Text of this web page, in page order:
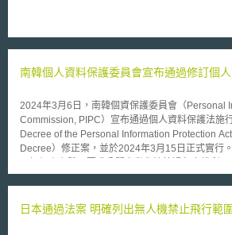
南韓個人資料保護委員會宣布通過修訂個
2024年3月6日，南韓個資保護委員會（Personal
Commission, PIPC）宣布通過個人資料保護法施
Decree of the Personal Information Protection
Decree）修正案，並於2024年3月15日正式實行。 本次修法重點如下： 1.
措施 針對使用AI等自動化系統處理個資並做出的
體權益有重大影響時（例如：不通過其社福補助申
日本通過法案 明確列出無人機禁止飛行範圍